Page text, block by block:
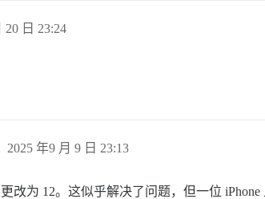
20 日 23:24
2025 年9 月 9 日 23:13
改为 12。这似乎解决了问题，但一位